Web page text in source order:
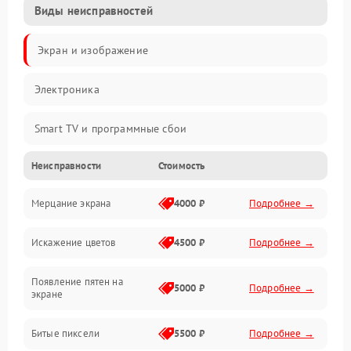
Виды неисправностей
Экран и изображение
Электроника
Smart TV и программные сбои
Питание и запуск
Подсветка и LED-модули
Звук и аудиосистема
Сигнал и приём каналов
Неисправности Стоимость
Мерцание экрана 4000 ₽ Подробнее →
Искажение цветов 4500 ₽ Подробнее →
Появление пятен на
экране
5000 ₽ Подробнее →
Битые пиксели 5500 ₽ Подробнее →